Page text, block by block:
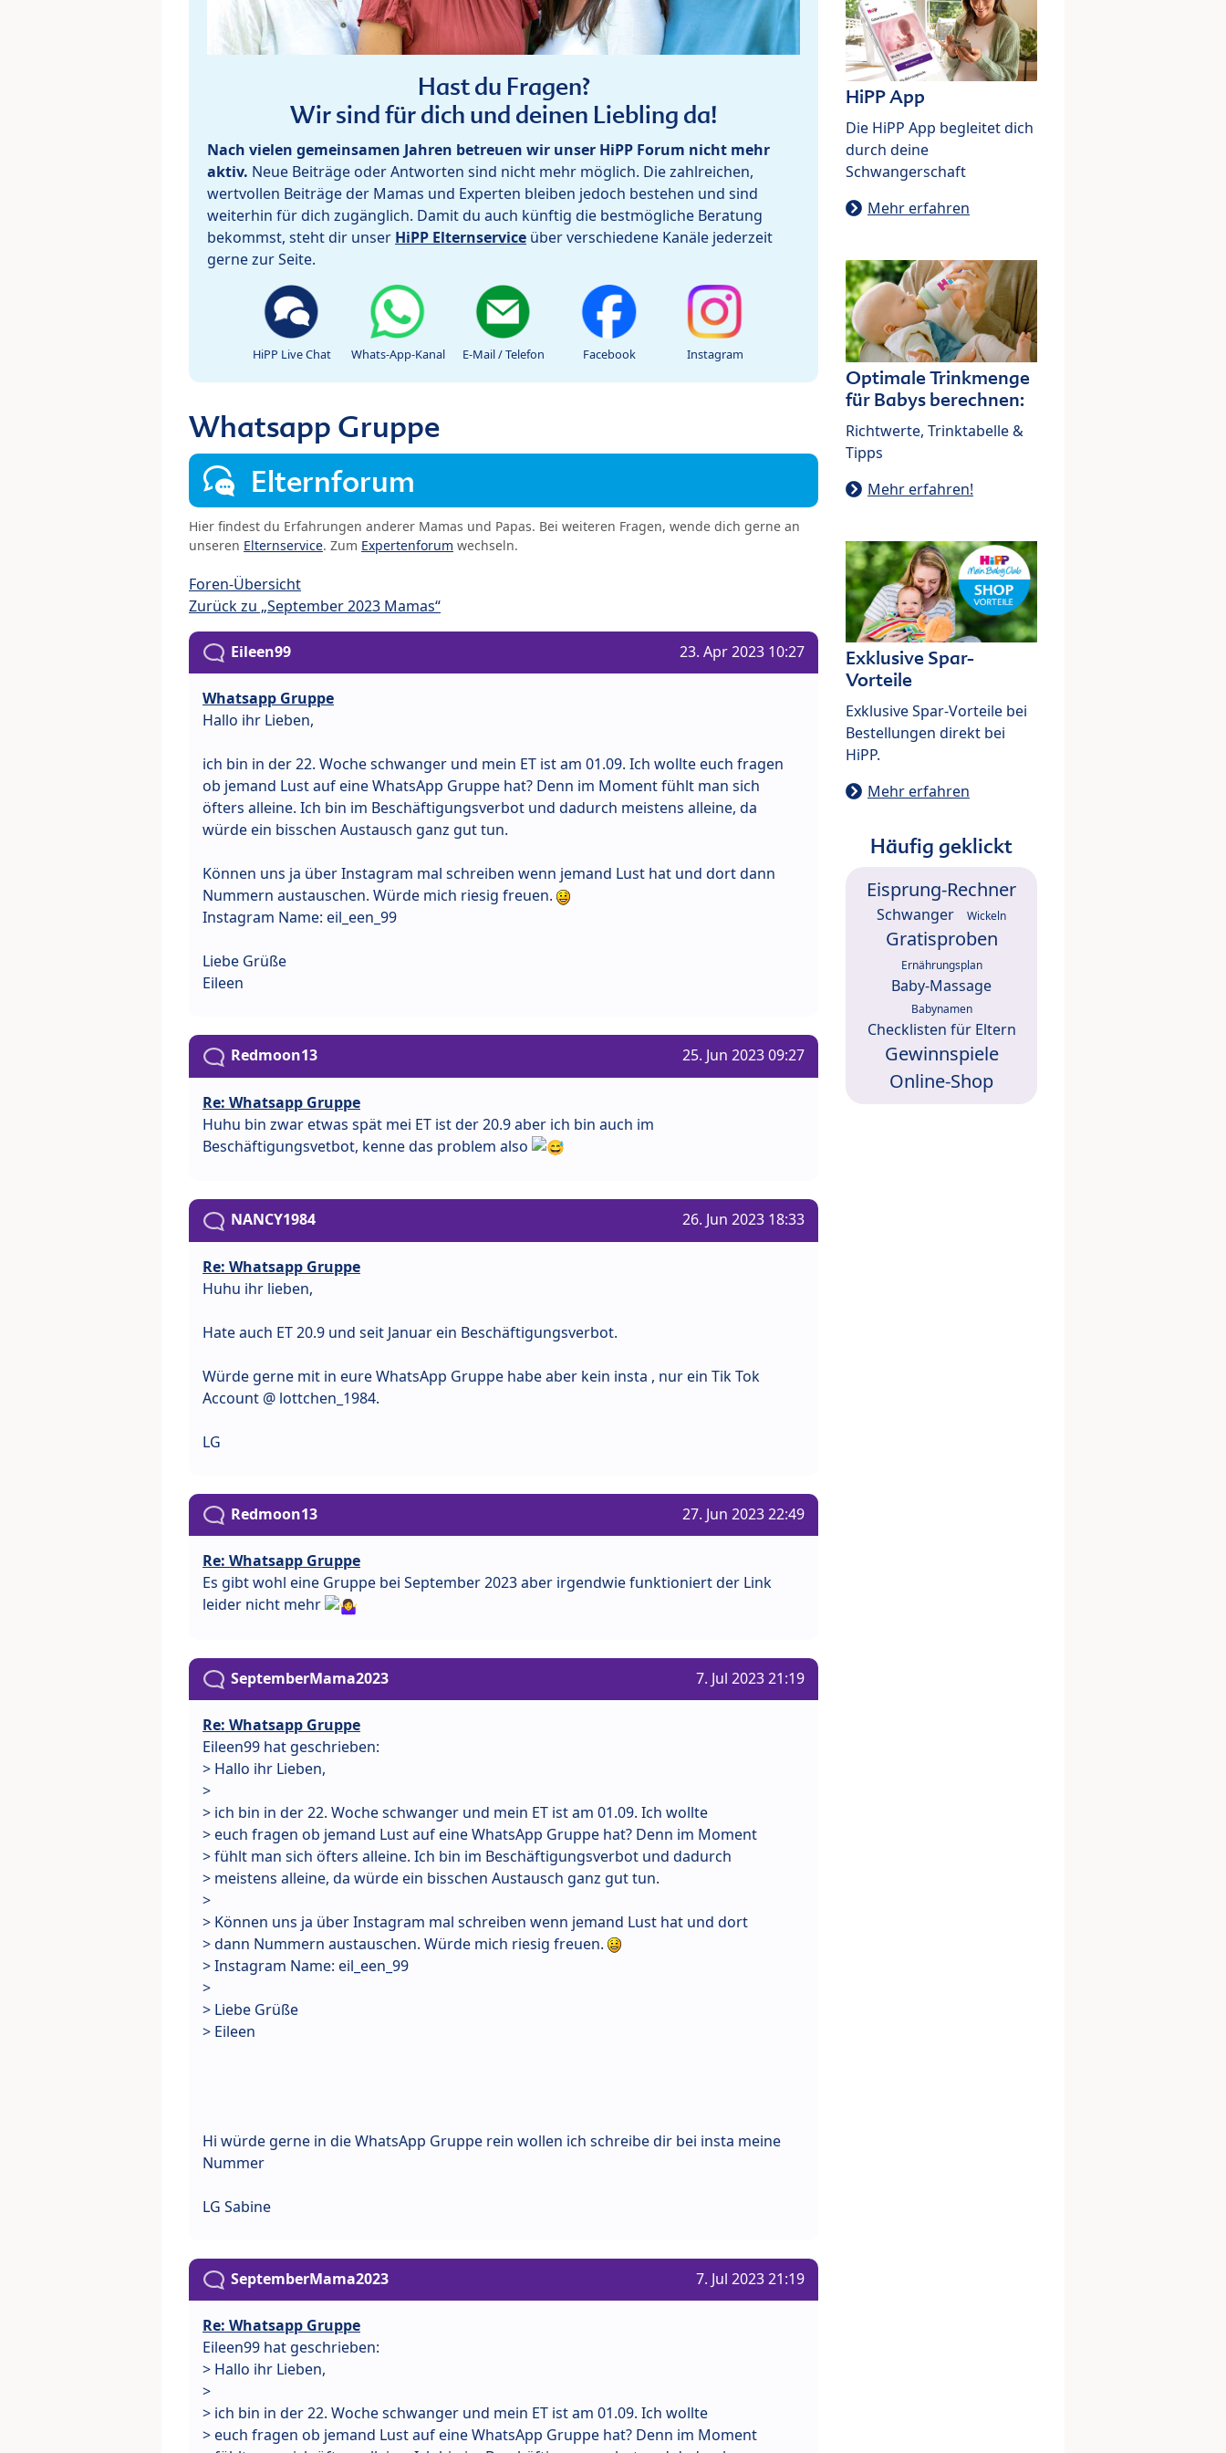
Hast du Fragen?
Wir sind für dich und deinen Liebling da!
Nach vielen gemeinsamen Jahren betreuen wir unser HiPP Forum nicht mehr
aktiv. Neue Beiträge oder Antworten sind nicht mehr möglich. Die zahlreichen,
wertvollen Beiträge der Mamas und Experten bleiben jedoch bestehen und sind
weiterhin für dich zugänglich. Damit du auch künftig die bestmögliche Beratung
bekommst, steht dir unser HiPP Elternservice über verschiedene Kanäle jederzeit
gerne zur Seite.
HiPP Live Chat Whats-App-Kanal E-Mail / Telefon Facebook Instagram
Whatsapp Gruppe
Elternforum
Hier findest du Erfahrungen anderer Mamas und Papas. Bei weiteren Fragen, wende dich gerne an
unseren Elternservice. Zum Expertenforum wechseln.
Foren-Übersicht
Zurück zu „September 2023 Mamas“
Eileen99 23. Apr 2023 10:27
Whatsapp Gruppe
Hallo ihr Lieben,
ich bin in der 22. Woche schwanger und mein ET ist am 01.09. Ich wollte euch fragen
ob jemand Lust auf eine WhatsApp Gruppe hat? Denn im Moment fühlt man sich
öfters alleine. Ich bin im Beschäftigungsverbot und dadurch meistens alleine, da
würde ein bisschen Austausch ganz gut tun.
Können uns ja über Instagram mal schreiben wenn jemand Lust hat und dort dann
Nummern austauschen. Würde mich riesig freuen.
Instagram Name: eil_een_99
Liebe Grüße
Eileen
Redmoon13 25. Jun 2023 09:27
Re: Whatsapp Gruppe
Huhu bin zwar etwas spät mei ET ist der 20.9 aber ich bin auch im
Beschäftigungsvetbot, kenne das problem also
NANCY1984 26. Jun 2023 18:33
Re: Whatsapp Gruppe
Huhu ihr lieben,
Hate auch ET 20.9 und seit Januar ein Beschäftigungsverbot.
Würde gerne mit in eure WhatsApp Gruppe habe aber kein insta , nur ein Tik Tok
Account @ lottchen_1984.
LG
Redmoon13 27. Jun 2023 22:49
Re: Whatsapp Gruppe
Es gibt wohl eine Gruppe bei September 2023 aber irgendwie funktioniert der Link
leider nicht mehr
SeptemberMama2023 7. Jul 2023 21:19
Re: Whatsapp Gruppe
Eileen99 hat geschrieben:
> Hallo ihr Lieben,
>
> ich bin in der 22. Woche schwanger und mein ET ist am 01.09. Ich wollte
> euch fragen ob jemand Lust auf eine WhatsApp Gruppe hat? Denn im Moment
> fühlt man sich öfters alleine. Ich bin im Beschäftigungsverbot und dadurch
> meistens alleine, da würde ein bisschen Austausch ganz gut tun.
>
> Können uns ja über Instagram mal schreiben wenn jemand Lust hat und dort
> dann Nummern austauschen. Würde mich riesig freuen.
> Instagram Name: eil_een_99
>
> Liebe Grüße
> Eileen
Hi würde gerne in die WhatsApp Gruppe rein wollen ich schreibe dir bei insta meine
Nummer
LG Sabine
SeptemberMama2023 7. Jul 2023 21:19
Re: Whatsapp Gruppe
Eileen99 hat geschrieben:
> Hallo ihr Lieben,
>
> ich bin in der 22. Woche schwanger und mein ET ist am 01.09. Ich wollte
> euch fragen ob jemand Lust auf eine WhatsApp Gruppe hat? Denn im Moment
HiPP App
Die HiPP App begleitet dich
durch deine
Schwangerschaft
Mehr erfahren
Optimale Trinkmenge
für Babys berechnen:
Richtwerte, Trinktabelle &
Tipps
Mehr erfahren!
Exklusive Spar-
Vorteile
Exklusive Spar-Vorteile bei
Bestellungen direkt bei
HiPP.
Mehr erfahren
Häufig geklickt
Eisprung-Rechner
Schwanger Wickeln
Gratisproben
Ernährungsplan
Baby-Massage
Babynamen
Checklisten für Eltern
Gewinnspiele
Online-Shop